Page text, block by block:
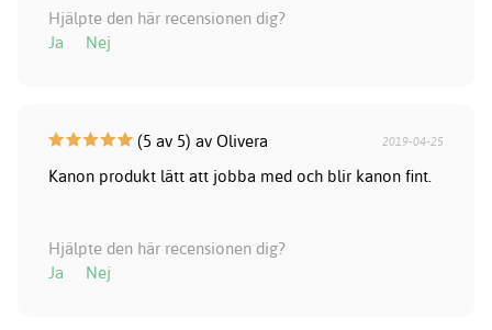
Hjälpte den här recensionen dig?
Ja
Nej
(5 av 5) av Olivera 2019-04-25
Kanon produkt lätt att jobba med och blir kanon fint.
Hjälpte den här recensionen dig?
Ja
Nej